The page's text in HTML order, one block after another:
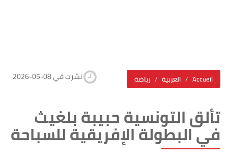
رياضة العربية Accueil 2026-05-08 نشرت في
تألق التونسية حبيبة بلغيث
في البطولة الإفريقية للسباحة